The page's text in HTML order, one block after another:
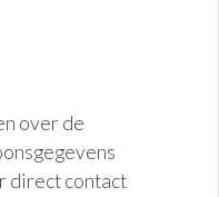
over de
direct contact